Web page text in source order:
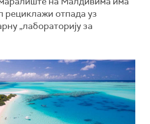
рециклажи отпада уз
„лабораторију за